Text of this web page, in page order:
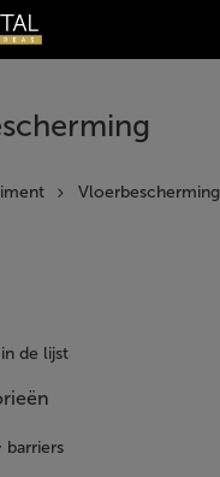
Vloerbescherming
de lijst